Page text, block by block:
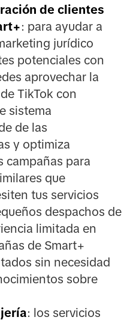
de clientes
: para ayudar a
jurídico
potenciales con
aprovechar la
TikTok con
sistema
de las
y optimiza
campañas para
que
tus servicios
despachos de
limitada en
de Smart+
sin necesidad
sobre
: los servicios